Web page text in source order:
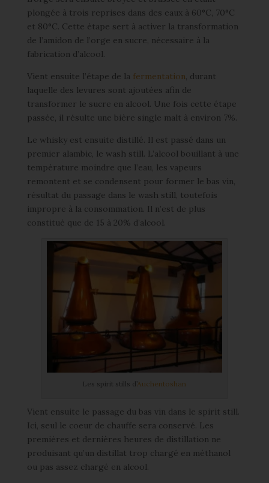
plongée à trois reprises dans des eaux à 60°C, 70°C
et 80°C. Cette étape sert à activer la transformation
de l’amidon de l’orge en sucre, nécessaire à la
fabrication d’alcool.
Vient ensuite l’étape de la fermentation, durant
laquelle des levures sont ajoutées afin de
transformer le sucre en alcool. Une fois cette étape
passée, il résulte une bière single malt à environ 7%.
Le whisky est ensuite distillé. Il est passé dans un
premier alambic, le wash still. L’alcool bouillant à une
température moindre que l’eau, les vapeurs
remontent et se condensent pour former le bas vin,
résultat du passage dans le wash still, toutefois
impropre à la consommation. Il n’est de plus
constitué que de 15 à 20% d’alcool.
Les spirit stills d’Auchentoshan
Vient ensuite le passage du bas vin dans le spirit still.
Ici, seul le coeur de chauffe sera conservé. Les
premières et dernières heures de distillation ne
produisant qu’un distillat trop chargé en méthanol
ou pas assez chargé en alcool.